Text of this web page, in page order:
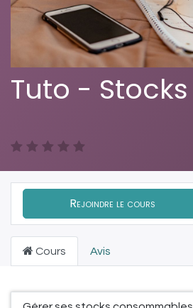
Tuto - Stocks
Rejoindre le cours
Cours Avis